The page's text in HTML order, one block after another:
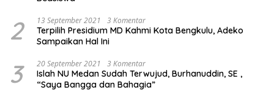
2 13 September 2021 3 Komentar
Terpilih Presidium MD Kahmi Kota Bengkulu, Adeko
Sampaikan Hal Ini
3 20 September 2021 3 Komentar
Islah NU Medan Sudah Terwujud, Burhanuddin, SE ,
“Saya Bangga dan Bahagia”